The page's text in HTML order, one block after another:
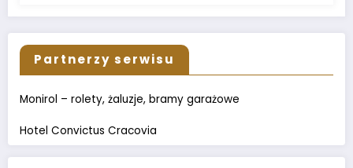
Partnerzy serwisu
Monirol – rolety, żaluzje, bramy garażowe
Hotel Convictus Cracovia